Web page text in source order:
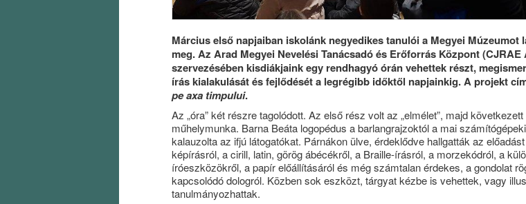
Március első napjaiban iskolánk negyedikes tanulói a Megyei Múzeumot
meg. Az Arad Megyei Nevelési Tanácsadó és Erőforrás Központ (CJRAE
szervezésében kisdiákjaink egy rendhagyó órán vehettek részt,
írás kialakulását és fejlődését a legrégibb időktől napjainkig. A projekt
pe axa timpului.
Az „óra” két részre tagolódott. Az első rész volt az „elmélet”, majd következett
műhelymunka. Barna Beáta logopédus a barlangrajzoktól a mai
kalauzolta az ifjú látogatókat. Párnákon ülve, érdeklődve hallgatták az
képírásról, a cirill, latin, görög ábécékről, a Braille-írásról, a morzekódról, a
íróeszközökről, a papír előállításáról és még számtalan érdekes, a gondolat
kapcsolódó dologról. Közben sok eszközt, tárgyat kézbe is vehettek, vagy
tanulmányozhattak.